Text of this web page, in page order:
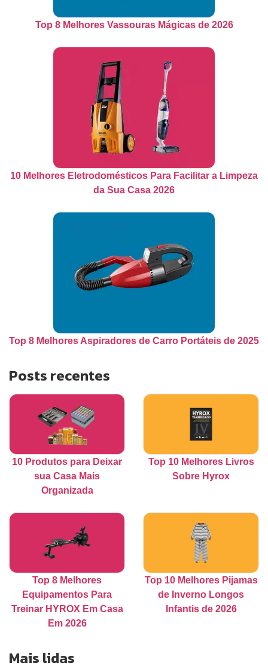
Top 8 Melhores Vassouras Mágicas de 2026
10 Melhores Eletrodomésticos Para Facilitar a Limpeza
da Sua Casa 2026
Top 8 Melhores Aspiradores de Carro Portáteis de 2025
Posts recentes
10 Produtos para Deixar
sua Casa Mais
Organizada
Top 10 Melhores Livros
Sobre Hyrox
Top 8 Melhores
Equipamentos Para
Treinar HYROX Em Casa
Em 2026
Top 10 Melhores Pijamas
de Inverno Longos
Infantis de 2026
Mais lidas